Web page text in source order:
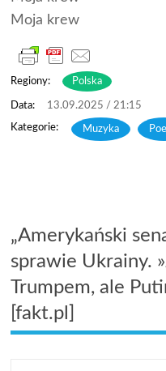
Moja krew
Regiony: Polska
13.09.2025 / 21:15
Muzyka ,
„Amerykański
sprawie Ukrainy.
Trumpem, ale
[fakt.pl]